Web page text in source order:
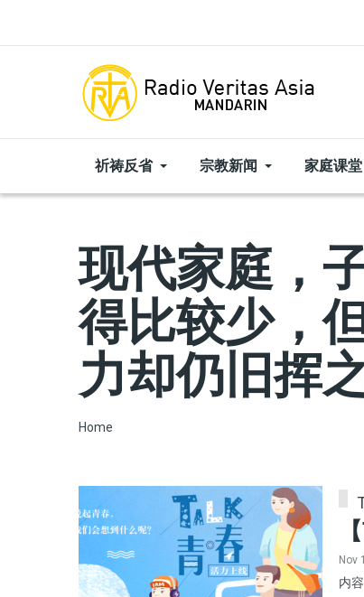
祈祷反省 宗教新闻 家庭课堂
现代家庭，
得比较少，
力却仍旧挥
Breadcrumb
Home
Nov
内